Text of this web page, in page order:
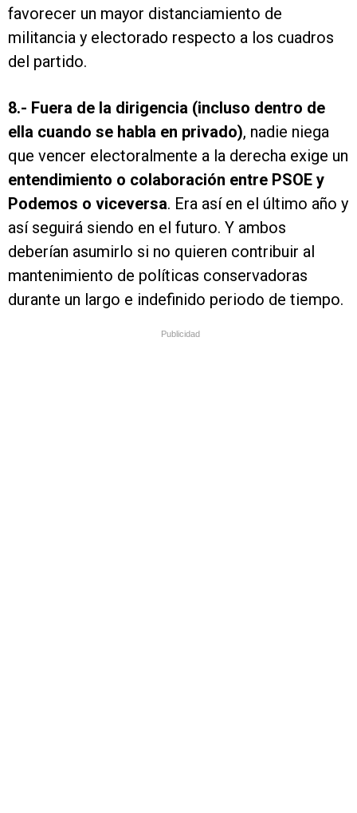
favorecer un mayor distanciamiento de
militancia y electorado respecto a los cuadros
del partido.
8.- Fuera de la dirigencia (incluso dentro de
ella cuando se habla en privado), nadie niega
que vencer electoralmente a la derecha exige un
entendimiento o colaboración entre PSOE y
Podemos o viceversa. Era así en el último año y
así seguirá siendo en el futuro. Y ambos
deberían asumirlo si no quieren contribuir al
mantenimiento de políticas conservadoras
durante un largo e indefinido periodo de tiempo.
Publicidad